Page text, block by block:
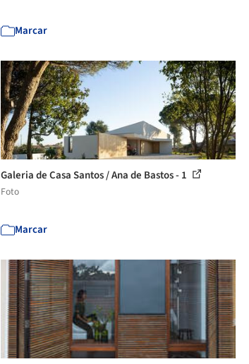
Marcar
Galeria de Casa Santos / Ana de Bastos - 1
Foto
Marcar